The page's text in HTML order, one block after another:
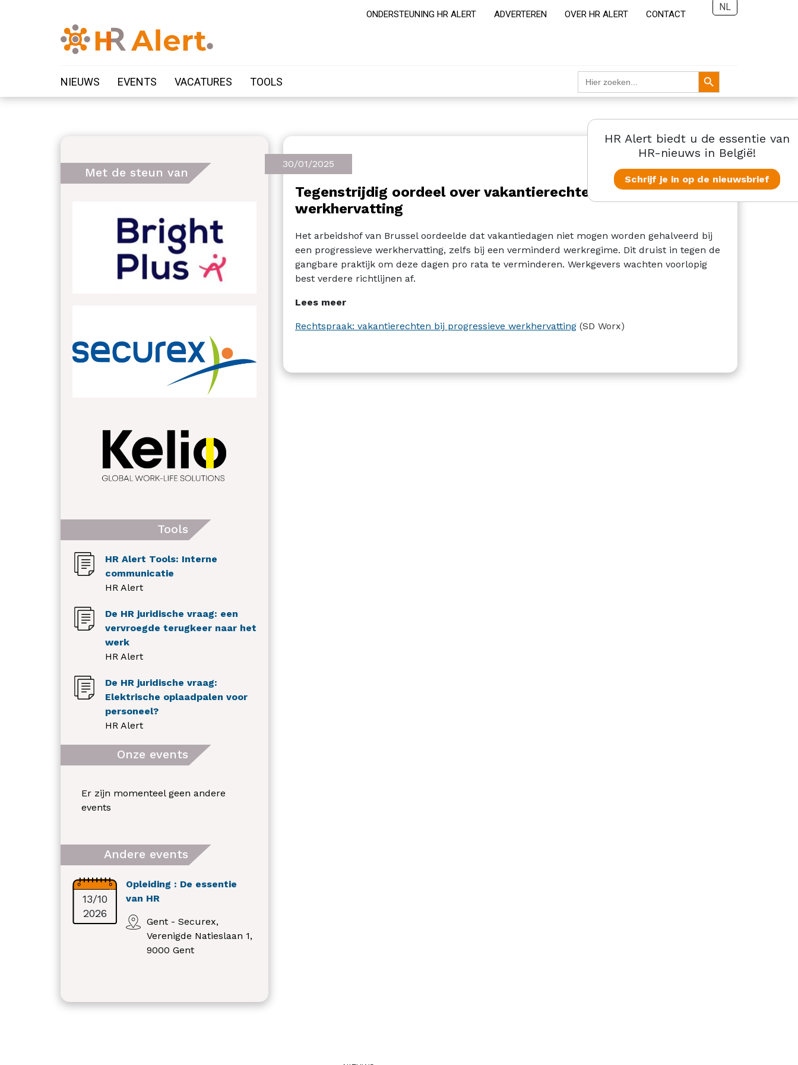
ONDERSTEUNING HR ALERT ADVERTEREN OVER HR ALERT CONTACT
NL
NIEUWS EVENTS VACATURES TOOLS
Zoek
naar:
Zoekknop
Met de steun van
Tools
HR Alert Tools: Interne
communicatie
HR Alert
De HR juridische vraag: een
vervroegde terugkeer naar het
werk
HR Alert
De HR juridische vraag:
Elektrische oplaadpalen voor
personeel?
HR Alert
Onze events
Er zijn momenteel geen andere
events
Andere events
13/10
2026
Opleiding : De essentie
van HR
Gent - Securex,
Verenigde Natieslaan 1,
9000 Gent
HR Alert biedt u de essentie van
HR-nieuws in België!
Schrijf je in op de nieuwsbrief
30/01/2025
Tegenstrijdig oordeel over vakantierechten bij progressieve
werkhervatting
Het arbeidshof van Brussel oordeelde dat vakantiedagen niet mogen worden gehalveerd bij
een progressieve werkhervatting, zelfs bij een verminderd werkregime. Dit druist in tegen de
gangbare praktijk om deze dagen pro rata te verminderen. Werkgevers wachten voorlopig
best verdere richtlijnen af.
Lees meer
Rechtspraak: vakantierechten bij progressieve werkhervatting (SD Worx)